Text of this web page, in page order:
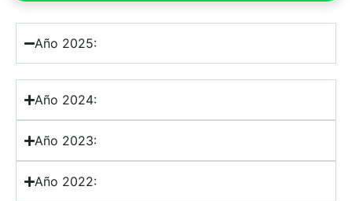
Año 2025:
Año 2024:
Año 2023:
Año 2022: